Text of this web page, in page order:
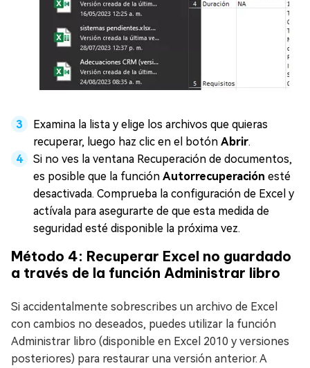
Examina la lista y elige los archivos que quieras
recuperar, luego haz clic en el botón Abrir.
Si no ves la ventana Recuperación de documentos,
es posible que la función Autorrecuperación esté
desactivada. Comprueba la configuración de Excel y
actívala para asegurarte de que esta medida de
seguridad esté disponible la próxima vez.
Método 4: Recuperar Excel no guardado
a través de la función Administrar libro
Si accidentalmente sobrescribes un archivo de Excel
con cambios no deseados, puedes utilizar la función
Administrar libro (disponible en Excel 2010 y versiones
posteriores) para restaurar una versión anterior. A